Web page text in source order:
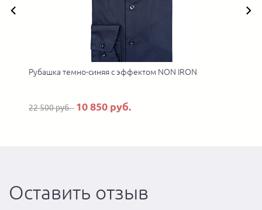
Рубашка темно-синяя с эффектом NON IRON
22 500 руб. 10 850 руб.
Оставить отзыв